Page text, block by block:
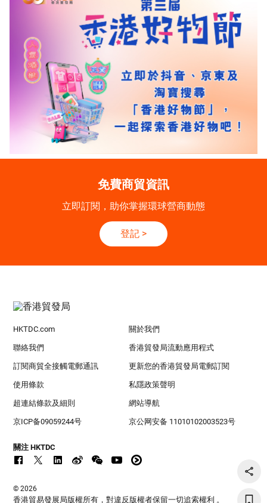
免費商貿資訊
立即訂閱，助你掌握環球營商動態
登記 >
HKTDC.com 關於我們
聯絡我們 香港貿發局流動應用程式
訂閱商貿全接觸電郵通訊 更新您的香港貿發局電郵訂閱
使用條款 私隱政策聲明
超連結條款及細則 網站導航
京ICP备09059244号 京公网安备 11010102003523号
關注 HKTDC
© 2026
香港貿易發展局版權所有，對違反版權者保留一切追索權利 。